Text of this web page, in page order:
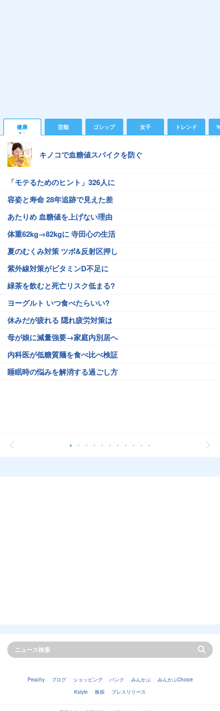
健康 芸能 ゴシップ 女子 トレンド
キノコで血糖値スパイクを防ぐ
「モテるためのヒント」326人に
容姿と寿命 28年追跡で見えた差
あたりめ 血糖値を上げない理由
体重62kg→82kgに 寺田心の生活
夏のむくみ対策 ツボ&反射区押し
紫外線対策がビタミンD不足に
緑茶を飲むと死亡リスク低まる?
ヨーグルト いつ食べたらいい?
休みだが疲れる 隠れ疲労対策は
母が娘に減量強要→家庭内別居へ
内科医が低糖質麺を食べ比べ検証
睡眠時の悩みを解消する過ごし方
Peachy ブログ ショッピング バンク みんかぶ
みんかぶChoice
Kstyle
株探 プレスリリース